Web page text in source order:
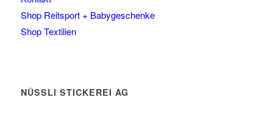
Shop Reitsport + Babygeschenke
Shop Textilien
NÜSSLI STICKEREI AG